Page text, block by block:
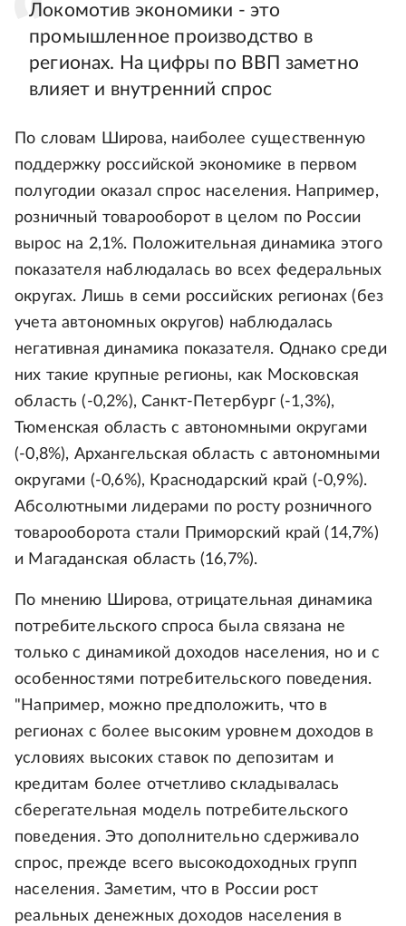
Локомотив экономики - это
промышленное производство в
регионах. На цифры по ВВП заметно
влияет и внутренний спрос
По словам Широва, наиболее существенную
поддержку российской экономике в первом
полугодии оказал спрос населения. Например,
розничный товарооборот в целом по России
вырос на 2,1%. Положительная динамика этого
показателя наблюдалась во всех федеральных
округах. Лишь в семи российских регионах (без
учета автономных округов) наблюдалась
негативная динамика показателя. Однако среди
них такие крупные регионы, как Московская
область (-0,2%), Санкт-Петербург (-1,3%),
Тюменская область с автономными округами
(-0,8%), Архангельская область с автономными
округами (-0,6%), Краснодарский край (-0,9%).
Абсолютными лидерами по росту розничного
товарооборота стали Приморский край (14,7%)
и Магаданская область (16,7%).
По мнению Широва, отрицательная динамика
потребительского спроса была связана не
только с динамикой доходов населения, но и с
особенностями потребительского поведения.
"Например, можно предположить, что в
регионах с более высоким уровнем доходов в
условиях высоких ставок по депозитам и
кредитам более отчетливо складывалась
сберегательная модель потребительского
поведения. Это дополнительно сдерживало
спрос, прежде всего высокодоходных групп
населения. Заметим, что в России рост
реальных денежных доходов населения в